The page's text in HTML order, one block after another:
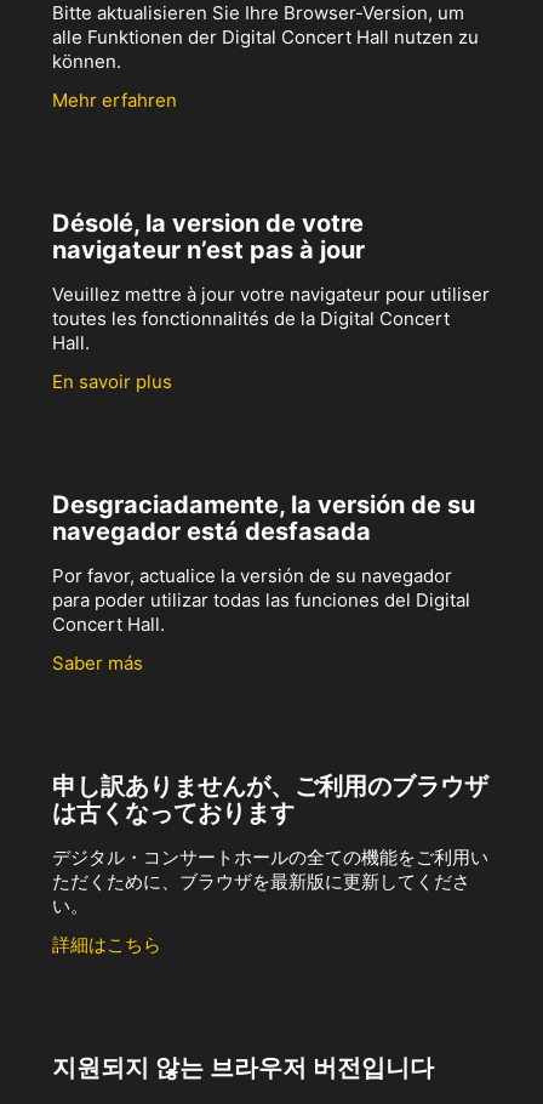
Bitte aktualisieren Sie Ihre Browser-Version, um
alle Funktionen der Digital Concert Hall nutzen zu
können.
Mehr erfahren
Désolé, la version de votre
navigateur n’est pas à jour
Veuillez mettre à jour votre navigateur pour utiliser
toutes les fonctionnalités de la Digital Concert
Hall.
En savoir plus
Desgraciadamente, la versión de su
navegador está desfasada
Por favor, actualice la versión de su navegador
para poder utilizar todas las funciones del Digital
Concert Hall.
Saber más
申し訳ありませんが、ご利用のブラウザ
は古くなっております
デジタル・コンサートホールの全ての機能をご利用い
ただくために、ブラウザを最新版に更新してくださ
い。
詳細はこちら
지원되지 않는 브라우저 버전입니다